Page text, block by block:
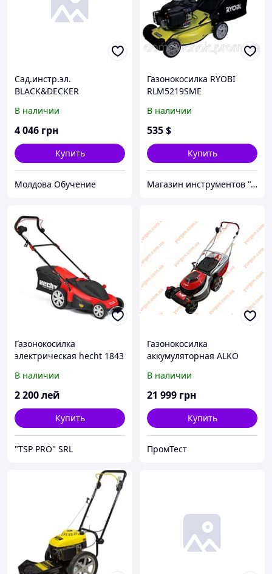
Сад.инстр.эл.
BLACK&DECKER
электрическая BEMW451
В наличии
4 046 грн
Купить
Молдова Обучение
Газонокосилка RYOBI
RLM5219SME
В наличии
535$
Купить
Магазин инструментов "Домовичок"
Газонокосилка
электрическая hecht 1843
В наличии
2 200лей
Купить
"TSP PRO" SRL
Газонокосилка
аккумуляторная ALKO
В наличии
21 999 грн
Купить
ПромТест